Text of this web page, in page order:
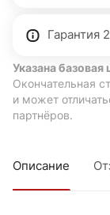
Гарантия
Указана базовая
Окончательная
и может
партнёров.
Описание